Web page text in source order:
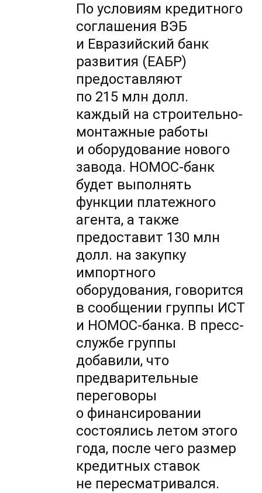
По условиям кредитного
соглашения ВЭБ
и Евразийский банк
развития (ЕАБР)
предоставляют
по 215 млн долл.
каждый на строительно-
монтажные работы
и оборудование нового
завода. НОМОС-банк
будет выполнять
функции платежного
агента, а также
предоставит 130 млн
долл. на закупку
импортного
оборудования, говорится
в сообщении группы ИСТ
и НОМОС-банка. В пресс-
службе группы
добавили, что
предварительные
переговоры
о финансировании
состоялись летом этого
года, после чего размер
кредитных ставок
не пересматривался.